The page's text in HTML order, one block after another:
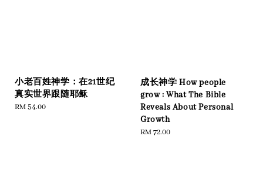
小老百姓神学：在21世纪
真实世界跟随耶稣
Regular
RM 54.00
成长神学 How people
grow : What The Bible
Reveals About Personal
Growth
Regular
RM 72.00